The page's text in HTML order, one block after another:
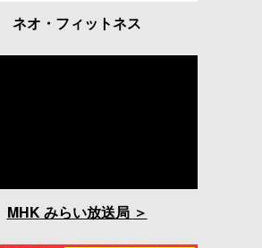
ネオ・フィットネス
MHK みらい放送局